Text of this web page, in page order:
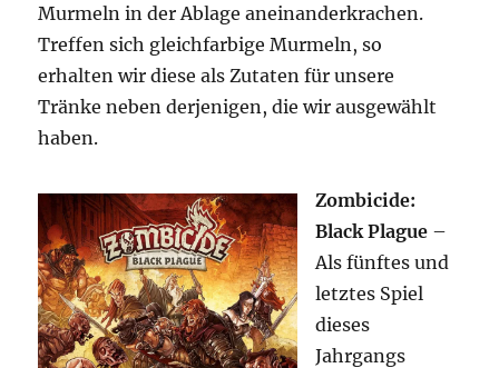
Murmeln in der Ablage aneinanderkrachen.
Treffen sich gleichfarbige Murmeln, so
erhalten wir diese als Zutaten für unsere
Tränke neben derjenigen, die wir ausgewählt
haben.
Zombicide:
Black Plague –
Als fünftes und
letztes Spiel
dieses
Jahrgangs